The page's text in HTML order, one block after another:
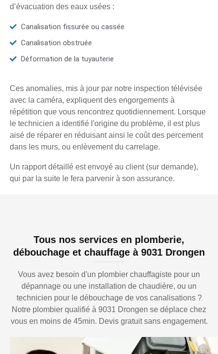
d’évacuation des eaux usées :
Canalisation fissurée ou cassée
Canalisation obstruée
Déformation de la tuyauterie
Ces anomalies, mis à jour par notre inspection télévisée
avec la caméra, expliquent des engorgements à
répétition que vous rencontrez quotidiennement. Lorsque
le technicien a identifié l'origine du problème, il est plus
aisé de réparer en réduisant ainsi le coût des percement
dans les murs, ou enlèvement du carrelage.
Un rapport détaillé est envoyé au client (sur demande),
qui par la suite le fera parvenir à son assurance.
Tous nos services en plomberie,
débouchage et chauffage à 9031 Drongen
Vous avez besoin d'un plombier chauffagiste pour un
dépannage ou une installation de chaudière, ou un
technicien pour le débouchage de vos canalisations ?
Notre plombier qualifié à 9031 Drongen se déplace chez
vous en moins de 45min. Devis gratuit sans engagement.